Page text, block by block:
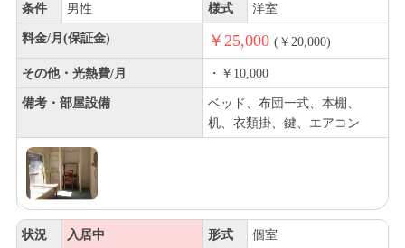
条件 男性 様式 洋室
料金/月(保証金) ￥25,000 (￥20,000)
その他・光熱費/月 ・￥10,000
備考・部屋設備
ベッド、布団一式、本棚、
机、衣類掛、鍵、エアコン
状況 入居中 形式 個室